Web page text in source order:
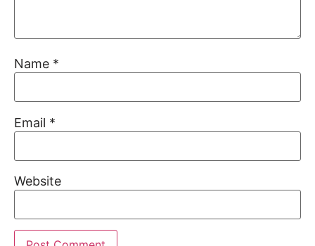
Name *
Email *
Website